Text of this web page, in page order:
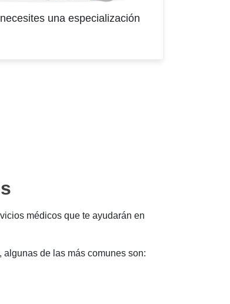
una especialización
médicos que te ayudarán en
de las más comunes son: